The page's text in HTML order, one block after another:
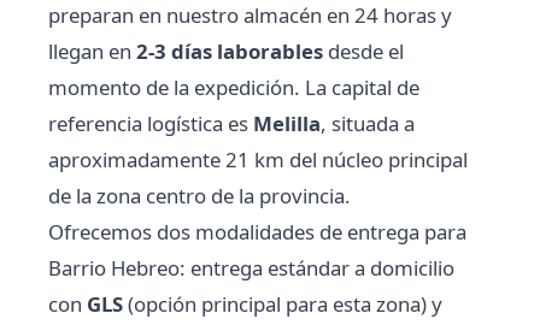
preparan en nuestro almacén en 24 horas y
llegan en 2-3 días laborables desde el
momento de la expedición. La capital de
referencia logística es Melilla, situada a
aproximadamente 21 km del núcleo principal
de la zona centro de la provincia.
Ofrecemos dos modalidades de entrega para
Barrio Hebreo: entrega estándar a domicilio
con GLS(opción principal para esta zona) y